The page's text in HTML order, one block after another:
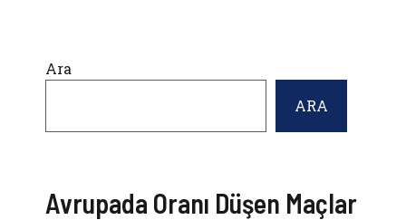
Ara
ARA
Avrupada Oranı Düşen Maçlar